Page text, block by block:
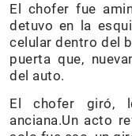
El chofer fue
detuvo en la
celular dentro del
puerta que,
del auto.
El chofer giró,
anciana.Un acto